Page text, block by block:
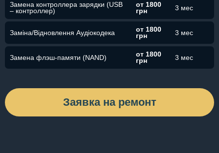
Замена контроллера зарядки (USB
– контроллер)
от 1800
грн
3 мес
Заміна/Відновлення Аудіокодека
от 1800
грн
3 мес
Замена флэш-памяти (NAND)
от 1800
грн
3 мес
Заявка на ремонт